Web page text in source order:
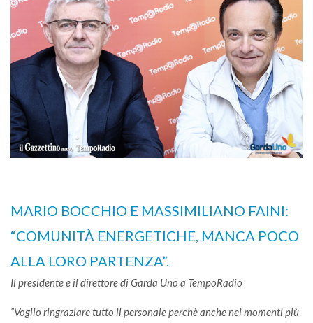
MARIO BOCCHIO E MASSIMILIANO FAINI:
“COMUNITÀ ENERGETICHE, MANCA POCO
ALLA LORO PARTENZA”.
Il presidente e il direttore di Garda Uno a TempoRadio
“Voglio ringraziare tutto il personale perchè anche nei momenti più